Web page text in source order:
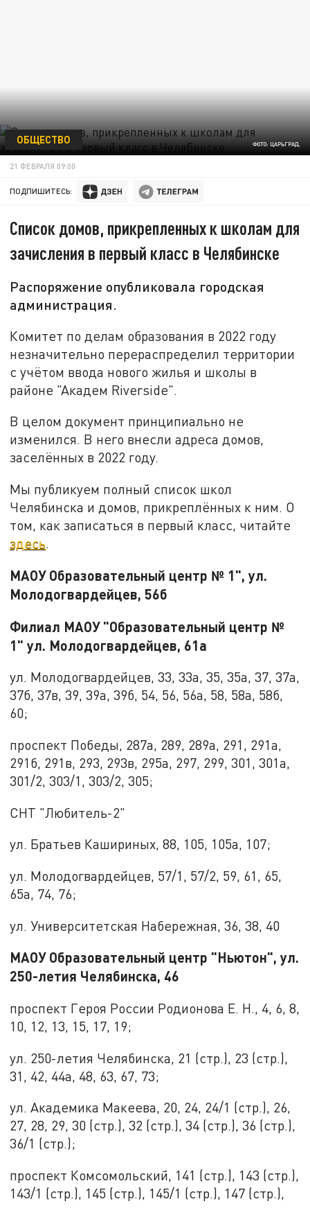
ФОТО: ЦАРЬГРАД.
ОБЩЕСТВО
21 ФЕВРАЛЯ 09:00
ПОДПИШИТЕСЬ:
Список домов, прикрепленных к школам для
зачисления в первый класс в Челябинске
Распоряжение опубликовала городская
администрация.
Комитет по делам образования в 2022 году
незначительно перераспределил территории
с учётом ввода нового жилья и школы в
районе "Академ Riverside".
В целом документ принципиально не
изменился. В него внесли адреса домов,
заселённых в 2022 году.
Мы публикуем полный список школ
Челябинска и домов, прикреплённых к ним. О
том, как записаться в первый класс, читайте
здесь.
МАОУ Образовательный центр № 1", ул.
Молодогвардейцев, 56б
Филиал МАОУ "Образовательный центр №
1" ул. Молодогвардейцев, 61а
ул. Молодогвардейцев, 33, 33а, 35, 35а, 37, 37а,
37б, 37в, 39, 39а, 39б, 54, 56, 56а, 58, 58а, 58б,
60;
проспект Победы, 287а, 289, 289а, 291, 291а,
291б, 291в, 293, 293в, 295а, 297, 299, 301, 301а,
301/2, 303/1, 303/2, 305;
СНТ "Любитель-2"
ул. Братьев Кашириных, 88, 105, 105а, 107;
ул. Молодогвардейцев, 57/1, 57/2, 59, 61, 65,
65а, 74, 76;
ул. Университетская Набережная, 36, 38, 40
МАОУ Образовательный центр "Ньютон", ул.
250-летия Челябинска, 46
проспект Героя России Родионова Е. Н., 4, 6, 8,
10, 12, 13, 15, 17, 19;
ул. 250-летия Челябинска, 21 (стр.), 23 (стр.),
31, 42, 44а, 48, 63, 67, 73;
ул. Академика Макеева, 20, 24, 24/1 (стр.), 26,
27, 28, 29, 30 (стр.), 32 (стр.), 34 (стр.), 36 (стр.),
36/1 (стр.);
проспект Комсомольский, 141 (стр.), 143 (стр.),
143/1 (стр.), 145 (стр.), 145/1 (стр.), 147 (стр.),